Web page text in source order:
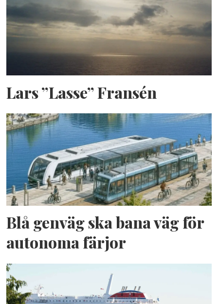
Lars ”Lasse” Fransén
Blå genväg ska bana väg för
autonoma färjor